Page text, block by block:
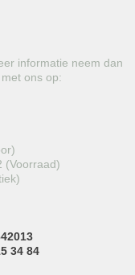
LIGUSTER
informatie neem dan
ons op:
(Voorraad)
34 84